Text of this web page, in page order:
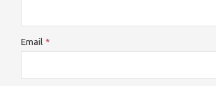
Email